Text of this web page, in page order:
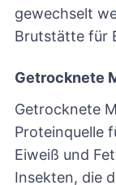
gewechselt
Brutstätte für
Getrocknete
Getrocknete
Proteinquelle
Eiweiß und
Insekten, die